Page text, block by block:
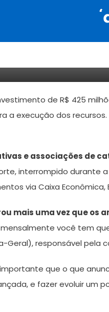
de R$ 425
a execução dos recursos.
e associações de
interrompido durante
via Caixa Econômica,
mais uma vez que os
você tem
Geral), responsável pela
que o que
e fazer evoluir um